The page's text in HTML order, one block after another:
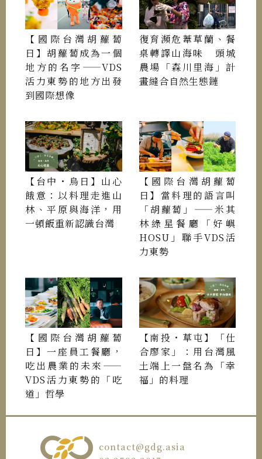
【國際台灣胡蘿蔔
日】胡蘿蔔成為一個
地方的名字——VDS
活力東勢的地方出發
到國際想像
復育瀕危葦草蘭、餐
桌轉譯山海味 頭城
農場「森川里海」計
畫縫合自然生態鏈
【台中・烏日】山心
餓意：以料理走進山
林、平原與海洋，用
一頓飯重新認識台灣
【國際台灣胡蘿蔔
日】當料理的語言叫
「胡蘿蔔」——米其
林綠星餐廳「好嶼
HOSU」聯手VDS活
力東勢
【國際台灣胡蘿蔔
日】一座員工餐廳，
吃出農業的未來——
VDS活力東勢的「吃
道」哲學
【南投・草屯】「仕
合廖家」：用台灣風
土端上一盤名為「幸
福」的料理
contact@gdg.asia